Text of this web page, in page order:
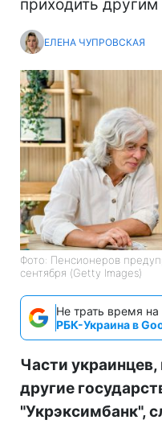
приходить
ЕЛЕНА ЧУПРОВСКАЯ
Фото: Пенсионеров
сентября (Getty Images)
Не трать время
РБК-Украина в
Части
другие
"Укрэксимбанк",